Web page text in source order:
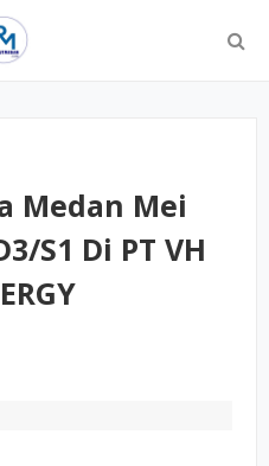
Medan Mei
S1 Di PT VH